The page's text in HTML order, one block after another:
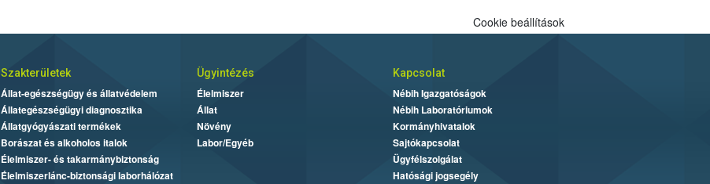
Cookie beállítások
Szakterületek
Állat-egészségügy és állatvédelem
Állategészségügyi diagnosztika
Állatgyógyászati termékek
Borászat és alkoholos italok
Élelmiszer- és takarmánybiztonság
Élelmiszerlánc-biztonsági laborhálózat
Ügyintézés
Élelmiszer
Állat
Növény
Labor/Egyéb
Kapcsolat
Nébih Igazgatóságok
Nébih Laboratóriumok
Kormányhivatalok
Sajtókapcsolat
Ügyfélszolgálat
Hatósági jogsegély